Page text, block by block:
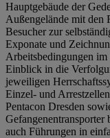
Hauptgebäude der
Außengelände mit den
Besucher zur
Exponate und
Arbeitsbedingungen
Einblick in die
jeweiligen
Einzel- und
Pentacon Dresden
Gefangenentransporter
auch Führungen in